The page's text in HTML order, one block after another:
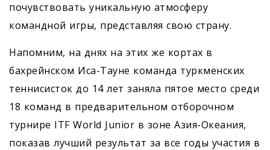
почувствовать уникальную атмосферу
командной игры, представляя свою страну.
Напомним, на днях на этих же кортах в
бахрейнском Иса-Тауне команда туркменских
теннисисток до 14 лет заняла пятое место среди
18 команд в предварительном отборочном
турнире ITF World Junior в зоне Азия-Океания,
показав лучший результат за все годы участия в